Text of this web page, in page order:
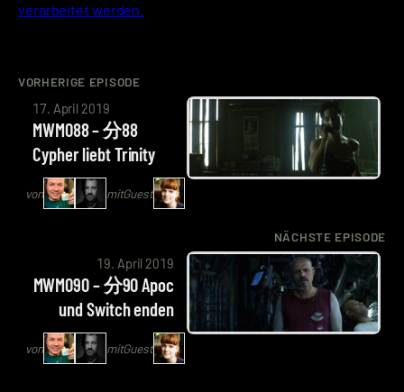
verarbeitet werden.
VORHERIGE EPISODE
17. April 2019
MWM088 – 分88
Cypher liebt Trinity
von mitGuest
von
Arne
Ruddat
Codenaga,
Alexander
Hoaxmaster
Rönicke
NÄCHSTE EPISODE
19. April 2019
MWM090 – 分90 Apoc
und Switch enden
von mitGuest
Arne
Codenaga,
Alexander